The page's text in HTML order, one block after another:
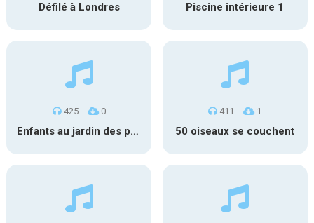
Défilé à Londres Piscine intérieure 1
425 0
Enfants au jardin des plantes
411 1
50 oiseaux se couchent